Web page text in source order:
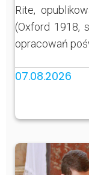
Rite,
(Oxford 1918,
opracowań
07.08.2026